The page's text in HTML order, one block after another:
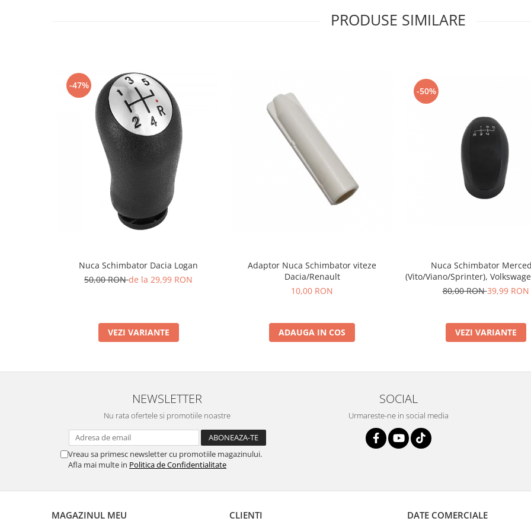
PRODUSE SIMILARE
-47%
Nuca Schimbator Dacia Logan
50,00 RONde la 29,99 RON
VEZI VARIANTE
Adaptor Nuca Schimbator viteze
Dacia/Renault
10,00 RON
ADAUGA IN COS
-50%
Nuca Schimbator
(Vito/Viano/Sprinter),
80,00 RON39,99 RON
VEZI VARIANTE
NEWSLETTER
Nu rata ofertele si promotiile noastre
Vreau sa primesc newsletter cu promotiile magazinului.
Afla mai multe in Politica de Confidentialitate
SOCIAL
Urmareste-ne in social media
MAGAZINUL MEU CLIENTI DATE COMERCIALE